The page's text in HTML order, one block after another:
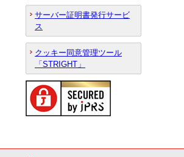
サーバー証明書発行サービ
ス
クッキー同意管理ツール
「STRIGHT」